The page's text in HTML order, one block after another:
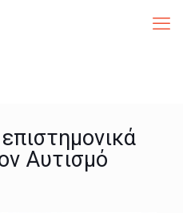
Αυτισμό